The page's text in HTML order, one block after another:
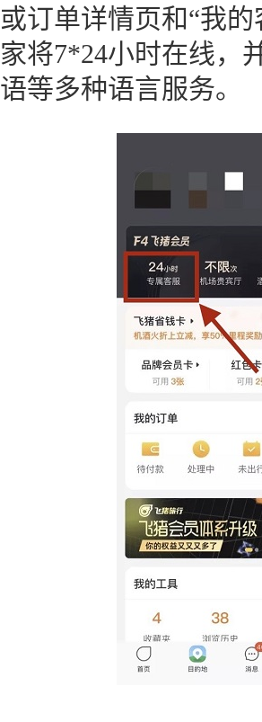
或订单详情页和“我
家将7*24小时在线，
语等多种语言服务。